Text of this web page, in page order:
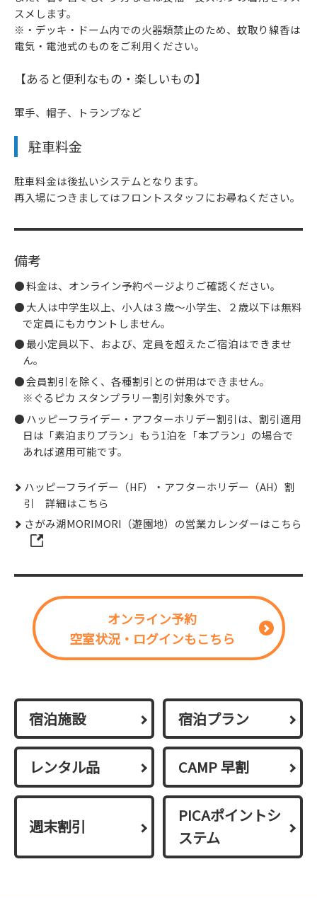
スメします。
※・デッキ・ドーム内での火器類禁止のため、蚊取り線香は
電気・電池式のものをご利用ください。
【あると便利なもの・楽しいもの】
軍手、帽子、トランプなど
駐車料金
駐車料金は後払いシステムとなります。
再入場につきましてはフロントスタッフにお尋ねください。
備考
料金は、オンライン予約ページよりご確認ください。
大人は中学生以上、小人は３歳～小学生、２歳以下は無料
で定員にもカウントしません。
最小定員以下、および、定員を超えたご宿泊はできませ
ん。
会員割引を除く、各種割引との併用はできません。
※ぐるピカ スタンプラリー割引対象外です。
ハッピーフライデー・アフターホリデー割引は、割引適用
日は「素泊まりプラン」もう1泊を「本プラン」の場合で
あれば適用可能です。
ハッピーフライデー（HF）・アフターホリデー（AH）割
引 詳細はこちら
さがみ湖MORIMORI（遊園地）の営業カレンダーはこちら
オンライン予約
空室状況・ログインもこちら
宿泊施設 宿泊プラン
レンタル品 CAMP 早割
週末割引
PICAポイントシ
ステム